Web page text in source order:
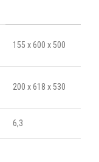
155 x 600 x 500
200 x 618 x 530
6,3